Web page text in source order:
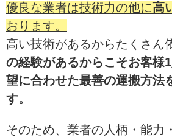
優良な業者は技術力の他に高
おります。
高い技術があるからたくさん
の経験があるからこそお客様
望に合わせた最善の運搬方法
す。
そのため、業者の人柄・能力